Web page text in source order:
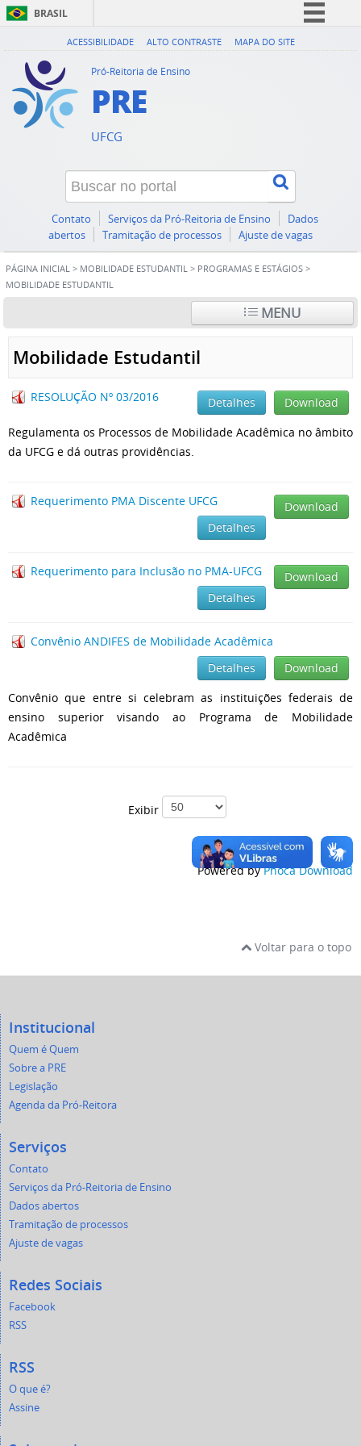
BRASIL
Simplifique!
Canais
ACESSIBILIDADE ALTO CONTRASTE MAPA DO SITE
Pró-Reitoria de Ensino
PRE
UFCG
Contato Serviços da Pró-Reitoria de Ensino
Dados
abertos
Tramitação de processos Ajuste de vagas
PÁGINA INICIAL > MOBILIDADE ESTUDANTIL > PROGRAMAS E ESTÁGIOS >
MOBILIDADE ESTUDANTIL
MENU
Mobilidade Estudantil
RESOLUÇÃO Nº 03/2016 Download
Detalhes
Regulamenta os Processos de Mobilidade Acadêmica no âmbito
da UFCG e dá outras providências.
Requerimento PMA Discente UFCG
Download
Detalhes
Requerimento para Inclusão no PMA-UFCG
Download
Detalhes
Convênio ANDIFES de Mobilidade Acadêmica
Download
Detalhes
Convênio que entre si celebram as instituições federais de
ensino superior visando ao Programa de Mobilidade
Acadêmica
Exibir
Powered byPhoca Download
Voltar para o topo
Institucional
Quem é Quem
Sobre a PRE
Legislação
Agenda da Pró-Reitora
Serviços
Contato
Serviços da Pró-Reitoria de Ensino
Dados abertos
Tramitação de processos
Ajuste de vagas
Redes Sociais
Facebook
RSS
RSS
O que é?
Assine